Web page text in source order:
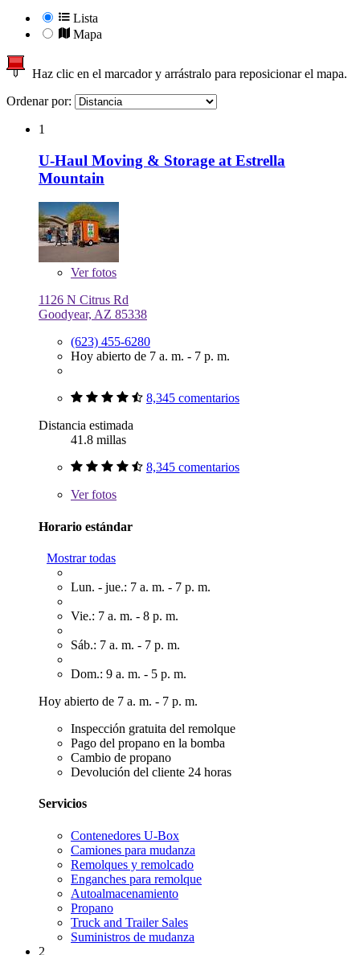
Lista
Mapa
Haz clic en el marcador y arrástralo para reposicionar el mapa.
Ordenar por:
1
U-Haul Moving & Storage at Estrella
Mountain
Verfotos
1126 N Citrus Rd
Goodyear, AZ 85338
(623) 455-6280
Hoy abierto de 7 a. m. - 7 p. m.
8,345 comentarios
Distancia estimada
41.8 millas
8,345 comentarios
Verfotos
Horario estándar
Mostrar todas
Lun. - jue.: 7 a. m. - 7 p. m.
Vie.: 7 a. m. - 8 p. m.
Sáb.: 7 a. m. - 7 p. m.
Dom.: 9 a. m. - 5 p. m.
Hoy abierto de 7 a. m. - 7 p. m.
Inspección gratuita del remolque
Pago del propano en la bomba
Cambio de propano
Devolución del cliente 24 horas
Servicios
Contenedores U-Box
Camiones para mudanza
Remolques y remolcado
Enganches para remolque
Autoalmacenamiento
Propano
Truck and Trailer Sales
Suministros de mudanza
2